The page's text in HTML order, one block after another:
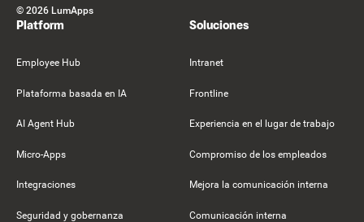
© 2026 LumApps
Platform
Employee Hub
Plataforma basada en IA
AI Agent Hub
Micro-Apps
Integraciones
Seguridad y gobernanza
Soluciones
Intranet
Frontline
Experiencia en el lugar de trabajo
Compromiso de los empleados
Mejora la comunicación interna
Comunicación interna